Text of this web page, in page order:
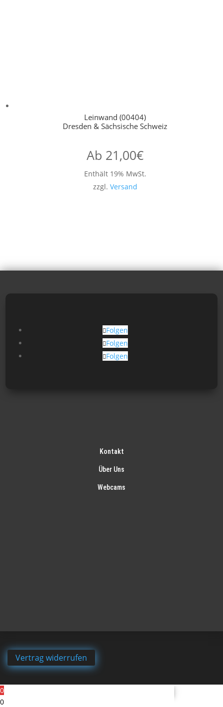
Leinwand (00404)
Dresden & Sächsische Schweiz
Ab 21,00€
Enthält 19% MwSt.
zzgl. Versand
Folgen
Folgen
Folgen
Kontakt
Über Uns
Webcams
Vertrag widerrufen
0
0